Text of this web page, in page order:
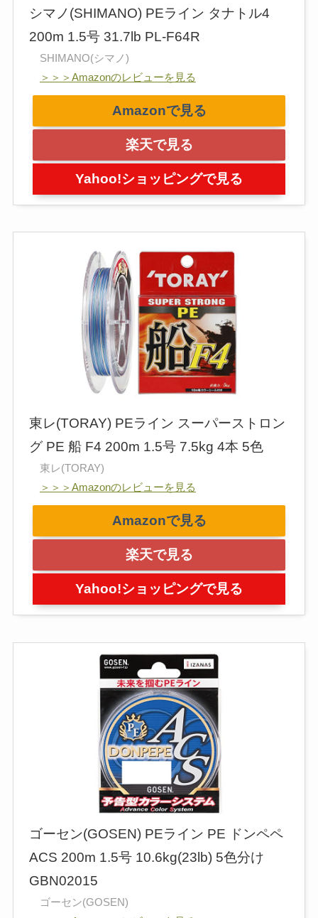
シマノ(SHIMANO) PEライン タナトル4
200m 1.5号 31.7lb PL-F64R
SHIMANO(シマノ)
＞＞＞Amazonのレビューを見る
Amazonで見る
楽天で見る
Yahoo!ショッピングで見る
東レ(TORAY) PEライン スーパーストロン
グ PE 船 F4 200m 1.5号 7.5kg 4本 5色
東レ(TORAY)
＞＞＞Amazonのレビューを見る
Amazonで見る
楽天で見る
Yahoo!ショッピングで見る
ゴーセン(GOSEN) PEライン PE ドンペペ
ACS 200m 1.5号 10.6kg(23lb) 5色分け
GBN02015
ゴーセン(GOSEN)